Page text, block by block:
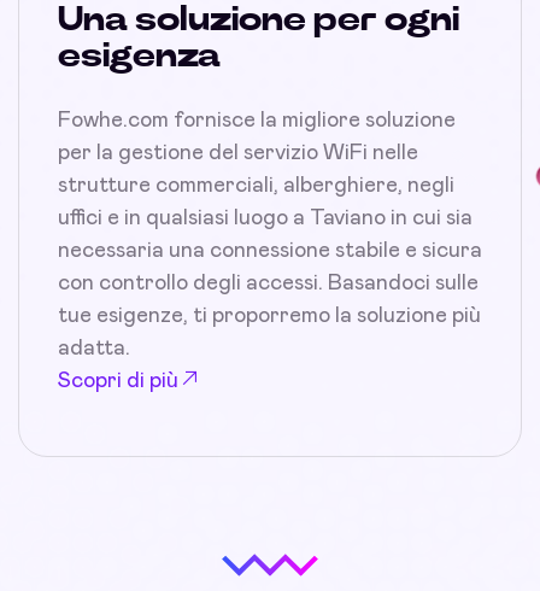
Una soluzione per ogni
esigenza
Fowhe.com fornisce la migliore soluzione
per la gestione del servizio WiFi nelle
strutture commerciali, alberghiere, negli
uffici e in qualsiasi luogo a Taviano in cui sia
necessaria una connessione stabile e sicura
con controllo degli accessi. Basandoci sulle
tue esigenze, ti proporremo la soluzione più
adatta.
Scopri di più